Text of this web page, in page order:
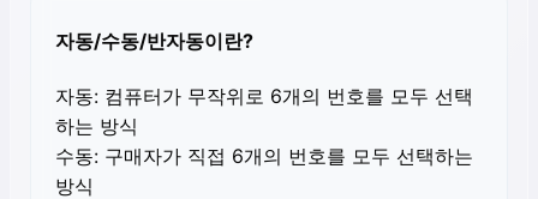
자동/수동/반자동이란?
자동: 컴퓨터가 무작위로 6개의 번호를 모두 선택
하는 방식
수동: 구매자가 직접 6개의 번호를 모두 선택하는
방식